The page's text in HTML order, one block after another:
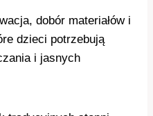
dobór materiałów i
dzieci potrzebują
i jasnych